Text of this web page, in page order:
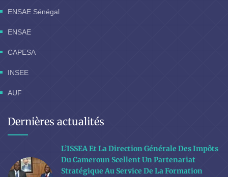
ENSAE Sénégal
ENSAE
CAPESA
INSEE
AUF
Dernières actualités
L’ISSEA Et La Direction Générale Des Impôts
Du Cameroun Scellent Un Partenariat
Stratégique Au Service De La Formation